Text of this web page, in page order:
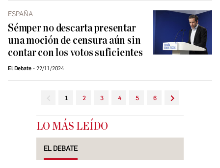
ESPAÑA
Sémper no descarta presentar
una moción de censura aún sin
contar con los votos suficientes
El Debate 22/11/2024
1 2 3 4 5 6
LO MÁS LEÍDO
EL DEBATE